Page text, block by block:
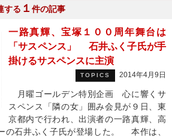
する １ 件の記事
一路真輝、宝塚１００周年舞台は
「サスペンス」 石井ふく子氏が手
掛けるサスペンスに主演
TOPICS 2014年4月9日
月曜ゴールデン特別企画 心に響くサ
スペンス「隣の女」囲み会見が９日、東
京都内で行われ、出演者の一路真輝、高
の石井ふく子氏が登場した。 本作は、